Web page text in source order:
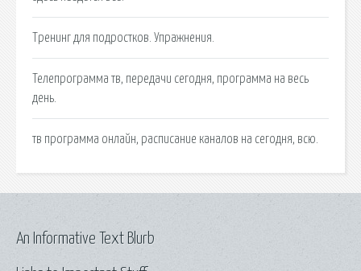
Тренинг для подростков. Упражнения.
Телепрограмма тв, передачи сегодня, программа на весь
день.
тв программа онлайн, расписание каналов на сегодня, всю.
An Informative Text Blurb